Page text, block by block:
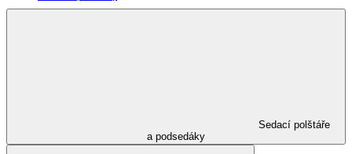
Sedací polštáře
a podsedáky